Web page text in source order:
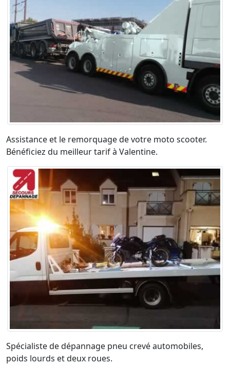
Assistance et le remorquage de votre moto scooter.
Bénéficiez du meilleur tarif à Valentine.
Spécialiste de dépannage pneu crevé automobiles,
poids lourds et deux roues.